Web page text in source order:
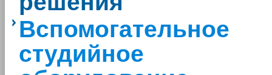
Вспомогательное
студийное